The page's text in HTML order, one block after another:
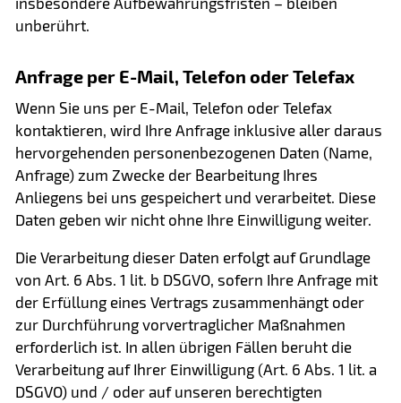
unberührt.
Anfrage per E-Mail, Telefon oder Telefax
Wenn Sie uns per E-Mail, Telefon oder Telefax
kontaktieren, wird Ihre Anfrage inklusive aller daraus
hervorgehenden personenbezogenen Daten (Name,
Anfrage) zum Zwecke der Bearbeitung Ihres
Anliegens bei uns gespeichert und verarbeitet. Diese
Daten geben wir nicht ohne Ihre Einwilligung weiter.
Die Verarbeitung dieser Daten erfolgt auf Grundlage
von Art. 6 Abs. 1 lit. b DSGVO, sofern Ihre Anfrage mit
der Erfüllung eines Vertrags zusammenhängt oder
zur Durchführung vorvertraglicher Maßnahmen
erforderlich ist. In allen übrigen Fällen beruht die
Verarbeitung auf Ihrer Einwilligung (Art. 6 Abs. 1 lit. a
DSGVO) und / oder auf unseren berechtigten